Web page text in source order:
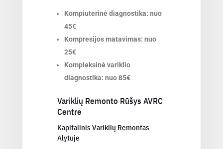
Kompiuterinė diagnostika: nuo
45€
Kompresijos matavimas: nuo
25€
Kompleksinė variklio
diagnostika: nuo 85€
Variklių Remonto Rūšys AVRC
Centre
Kapitalinis Variklių Remontas
Alytuje